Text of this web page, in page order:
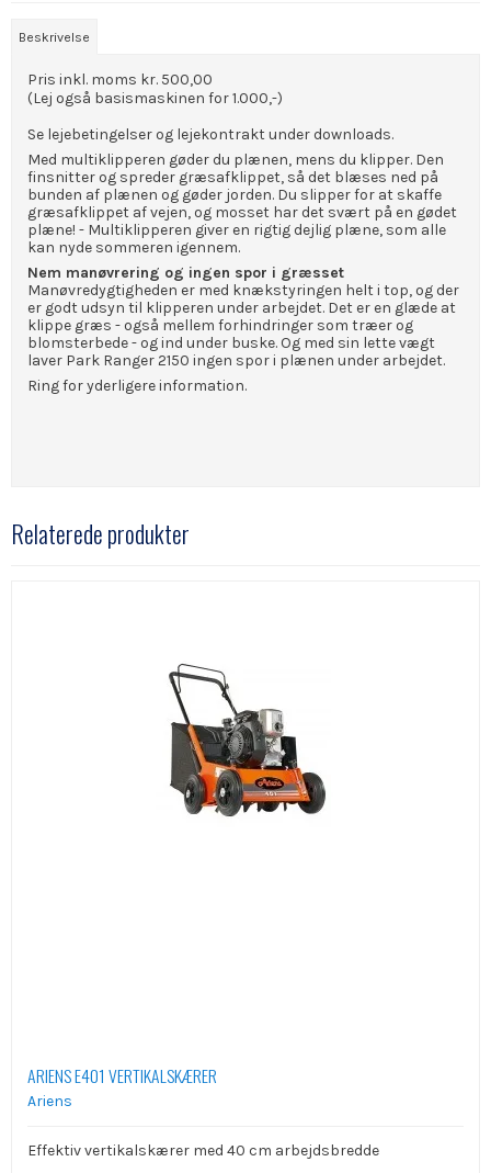
Beskrivelse
Pris inkl. moms kr. 500,00
(Lej også basismaskinen for 1.000,-)
Se lejebetingelser og lejekontrakt under downloads.
Med multiklipperen gøder du plænen, mens du klipper. Den
finsnitter og spreder græsafklippet, så det blæses ned på
bunden af plænen og gøder jorden. Du slipper for at skaffe
græsafklippet af vejen, og mosset har det svært på en gødet
plæne! - Multiklipperen giver en rigtig dejlig plæne, som alle
kan nyde sommeren igennem.
Nem manøvrering og ingen spor i græsset
Manøvredygtigheden er med knækstyringen helt i top, og der
er godt udsyn til klipperen under arbejdet. Det er en glæde at
klippe græs - også mellem forhindringer som træer og
blomsterbede - og ind under buske. Og med sin lette vægt
laver Park Ranger 2150 ingen spor i plænen under arbejdet.
Ring for yderligere information.
Relaterede produkter
ARIENS E401 VERTIKALSKÆRER
Ariens
Effektiv vertikalskærer med 40 cm arbejdsbredde